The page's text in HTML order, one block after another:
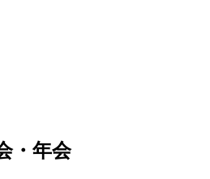
・年会